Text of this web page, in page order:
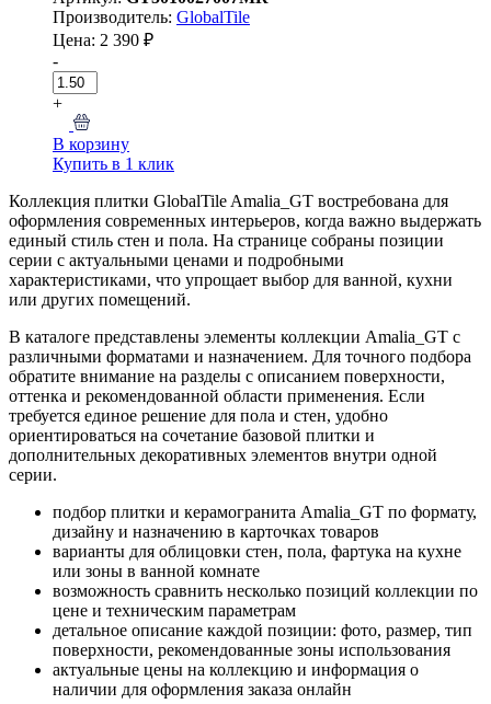
Производитель: GlobalTile
Цена: 2 390 ₽
-
+
В корзину
Купить в 1 клик
Коллекция плитки GlobalTile Amalia_GT востребована для
оформления современных интерьеров, когда важно выдержать
единый стиль стен и пола. На странице собраны позиции
серии с актуальными ценами и подробными
характеристиками, что упрощает выбор для ванной, кухни
или других помещений.
В каталоге представлены элементы коллекции Amalia_GT с
различными форматами и назначением. Для точного подбора
обратите внимание на разделы с описанием поверхности,
оттенка и рекомендованной области применения. Если
требуется единое решение для пола и стен, удобно
ориентироваться на сочетание базовой плитки и
дополнительных декоративных элементов внутри одной
серии.
подбор плитки и керамогранита Amalia_GT по формату,
дизайну и назначению в карточках товаров
варианты для облицовки стен, пола, фартука на кухне
или зоны в ванной комнате
возможность сравнить несколько позиций коллекции по
цене и техническим параметрам
детальное описание каждой позиции: фото, размер, тип
поверхности, рекомендованные зоны использования
актуальные цены на коллекцию и информация о
наличии для оформления заказа онлайн